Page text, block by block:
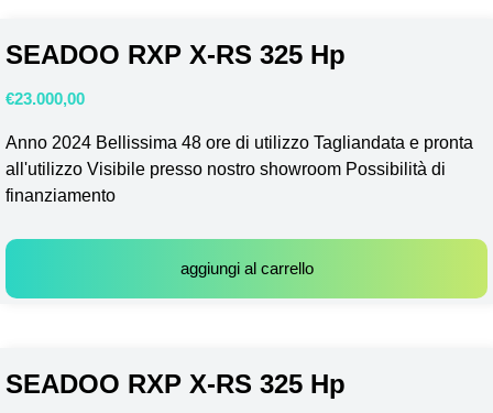
SEADOO RXP X-RS 325 Hp
€23.000,00
Anno 2024 Bellissima 48 ore di utilizzo Tagliandata e pronta
all'utilizzo Visibile presso nostro showroom Possibilità di
finanziamento
aggiungi al carrello
SEADOO RXP X-RS 325 Hp